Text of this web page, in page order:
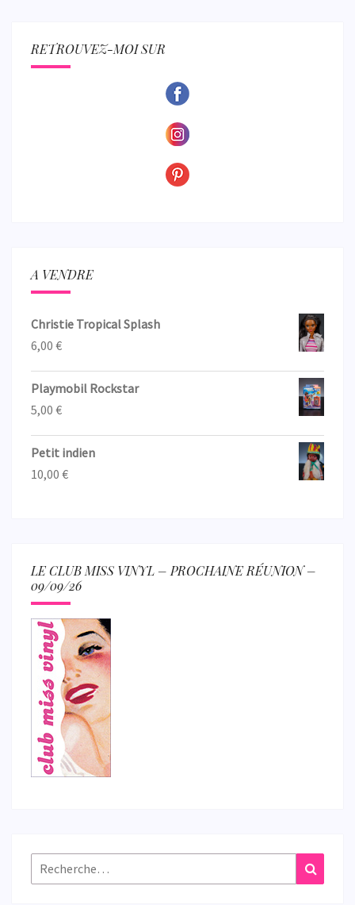
RETROUVEZ-MOI SUR
A VENDRE
Christie Tropical Splash
6,00 €
Playmobil Rockstar
5,00 €
Petit indien
10,00 €
LE CLUB MISS VINYL – PROCHAINE RÉUNION –
09/09/26
Rechercher :